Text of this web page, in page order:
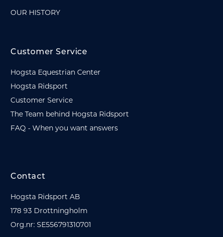
OUR HISTORY
Customer Service
Hogsta Equestrian Center
Hogsta Ridsport
Customer Service
The Team behind Hogsta Ridsport
FAQ - When you want answers
Contact
Hogsta Ridsport AB
178 93 Drottningholm
Org.nr: SE556791310701